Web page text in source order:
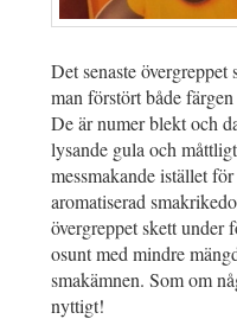
Det senaste
man förstört både
De är numer blekt och
lysande gula och
messmakande istället
aromatiserad
övergreppet skett under
osunt med mindre
smakämnen. Som om
nyttigt!